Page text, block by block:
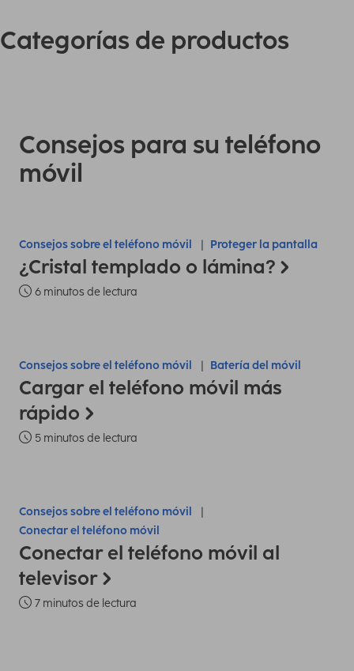
Categorías de productos
Consejos para su teléfono
móvil
Consejos sobre el teléfono móvil Proteger la pantalla
¿Cristal templado o lámina?
6 minutos de lectura
Consejos sobre el teléfono móvil Batería del móvil
Cargar el teléfono móvil más
rápido
5 minutos de lectura
Consejos sobre el teléfono móvil
Conectar el teléfono móvil
Conectar el teléfono móvil al
televisor
7 minutos de lectura